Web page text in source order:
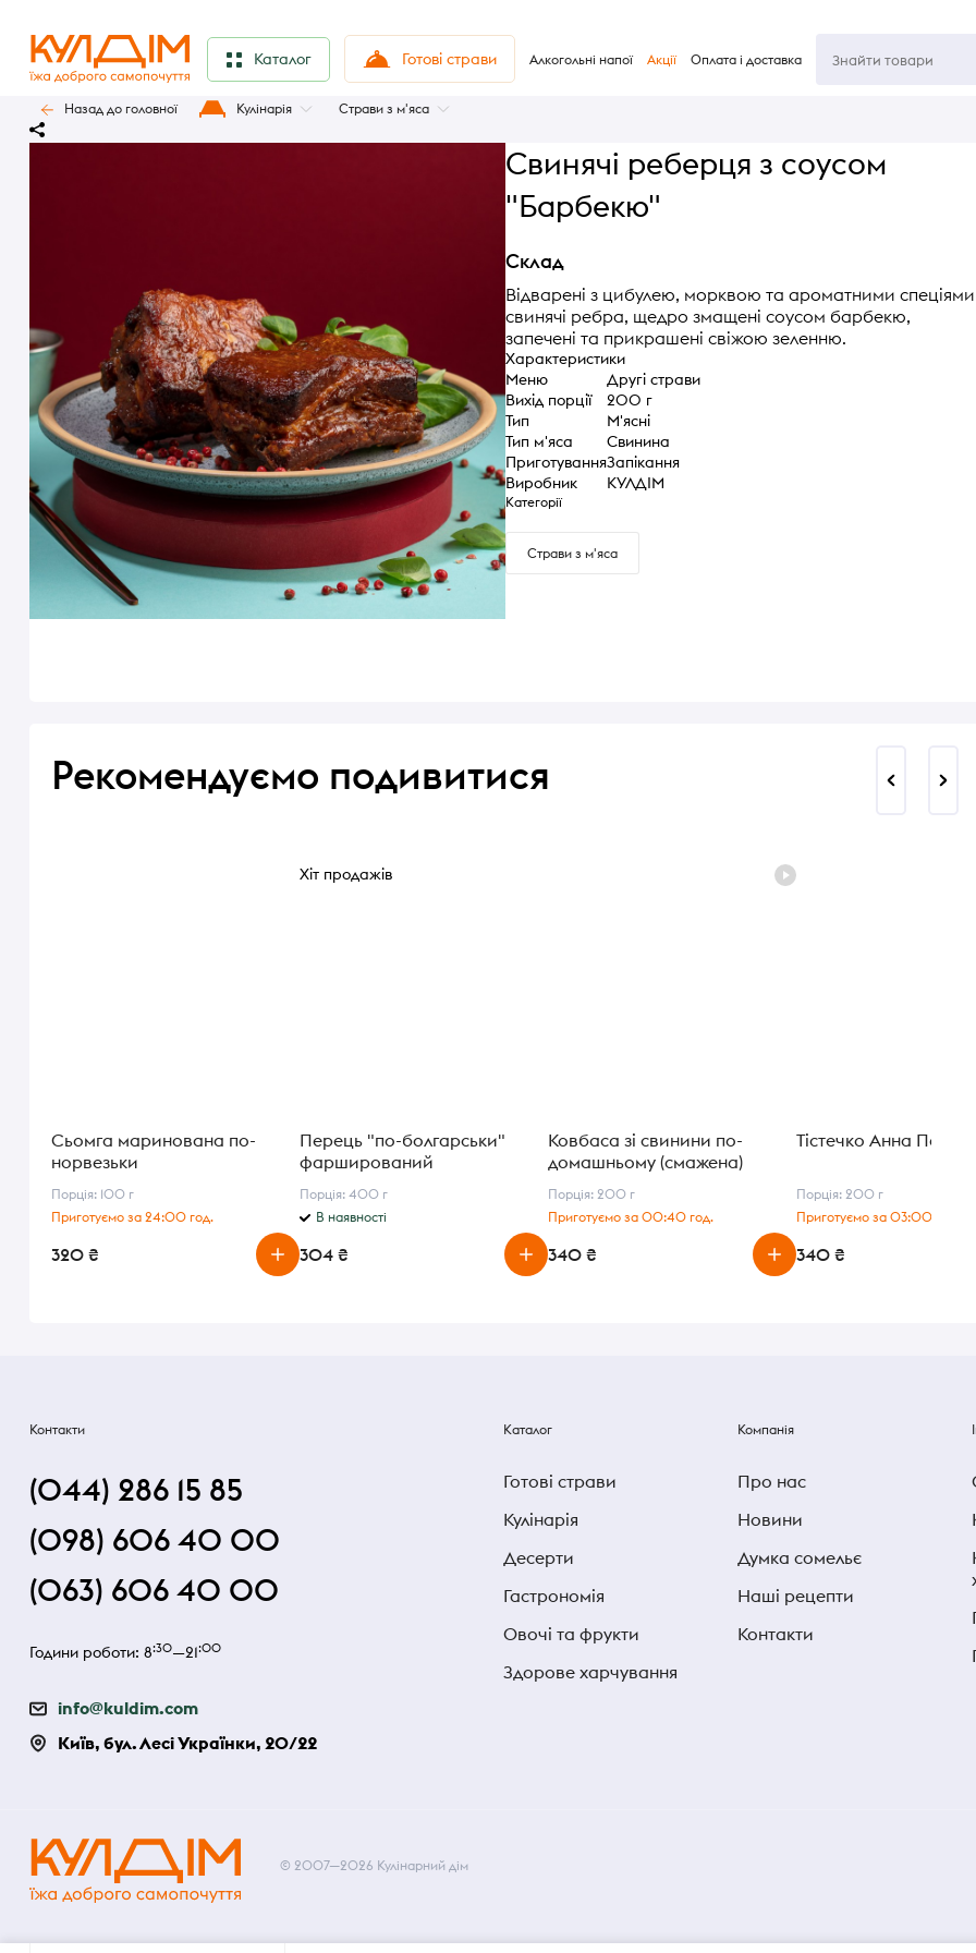
Каталог Готові страви Алкогольні напої Акції Оплата і доставка
Назад до головної Кулінарія Страви з м'яса
Свинячі реберця з соусом
"Барбекю"
Склад
Відварені з цибулею, морквою та ароматними спеціями
свинячі ребра, щедро змащені соусом барбекю,
запечені та прикрашені свіжою зеленню.
Характеристики
Меню
Другі страви
Вихід порції
200 г
Тип
М'ясні
Тип м'яса
Свинина
ПриготуванняЗапікання
Виробник
КУЛДІМ
Категорії
Страви з м'яса
Рекомендуємо подивитися
Сьомга маринована по-
норвезьки
Порція: 100 г
Приготуємо за 24:00 год.
320 ₴
Хіт продажів
Перець "по-болгарськи"
фарширований
Порція: 400 г
В наявності
304 ₴
Ковбаса зі свинини по-
домашньому (смажена)
Порція: 200 г
Приготуємо за 00:40 год.
340 ₴
Тістечко Анна
Порція: 200 г
Приготуємо за 03:00 год.
340 ₴
Контакти
(044) 286 15 85
(098) 606 40 00
(063) 606 40 00
Години роботи: 8:30—21:00
info@kuldim.com
Київ, бул. Лесі Українки, 20/22
Каталог
Готові страви
Кулінарія
Десерти
Гастрономія
Овочі та фрукти
Здорове харчування
Компанія
Про нас
Новини
Думка сомельє
Наші рецепти
Контакти
© 2007—2026 Кулінарний дім